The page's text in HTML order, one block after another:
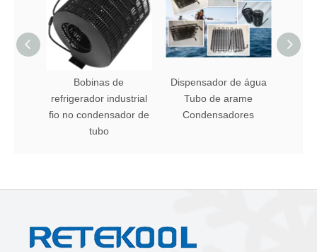
Bobinas de
refrigerador industrial
fio no condensador de
tubo
Dispensador de água
Tubo de arame
Condensadores